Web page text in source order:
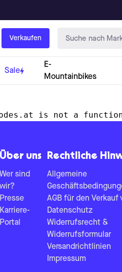
Verkaufen
Sale
E-
Mountainbikes
is not a
Über uns
Wer sind
wir?
Presse
Karriere-
Portal
Rechtliche
Allgemeine
AGB für den Verkauf
Datenschutz
Widerrufsrecht &
Widerrufsformular
Versandrichtlinien
Impressum